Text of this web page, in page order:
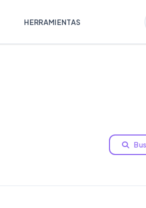
HERRAMIENTAS